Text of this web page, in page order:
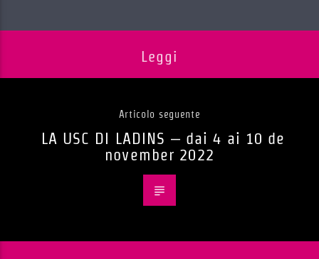
Leggi
Articolo seguente
LA USC DI LADINS – dai 4 ai 10 de
november 2022